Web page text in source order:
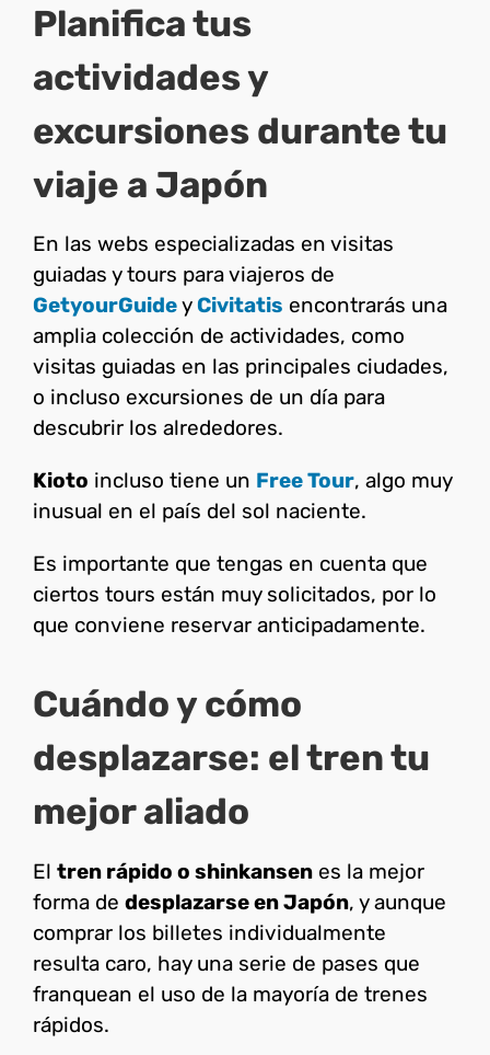
Planifica tus
actividades y
excursiones durante tu
viaje a Japón
En las webs especializadas en visitas
guiadas y tours para viajeros de
GetyourGuideyCivitatis encontrarás una
amplia colección de actividades, como
visitas guiadas en las principales ciudades,
o incluso excursiones de un día para
descubrir los alrededores.
Kioto incluso tiene un Free Tour, algo muy
inusual en el país del sol naciente.
Es importante que tengas en cuenta que
ciertos tours están muy solicitados, por lo
que conviene reservar anticipadamente.
Cuándo y cómo
desplazarse: el tren tu
mejor aliado
El tren rápido o shinkansen es la mejor
forma de desplazarse en Japón, y aunque
comprar los billetes individualmente
resulta caro, hay una serie de pases que
franquean el uso de la mayoría de trenes
rápidos.